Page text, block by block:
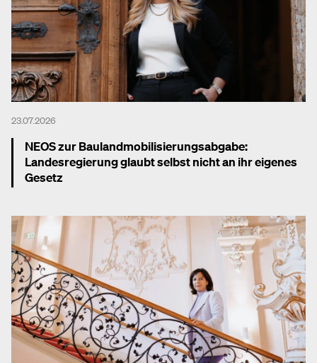
23.07.2026
NEOS zur Baulandmobilisierungsabgabe:
Landesregierung glaubt selbst nicht an ihr eigenes
Gesetz